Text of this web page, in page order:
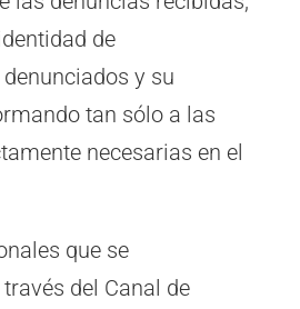
de
y su
tan sólo a las
necesarias en el
que se
del Canal de